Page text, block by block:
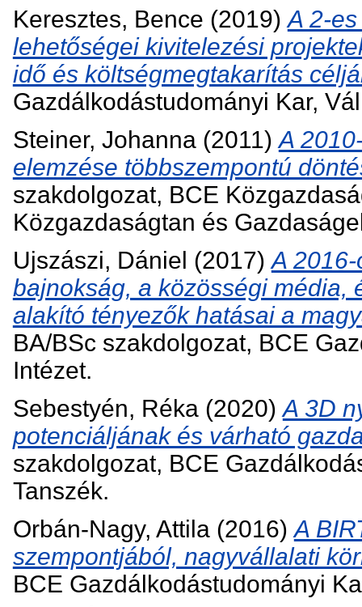
Keresztes, Bence (2019)A 2-
lehetőségei kivitelezési
idő és költségmegtakarítás
Gazdálkodástudományi Kar,
Steiner, Johanna(2011)A
elemzése többszempontú
szakdolgozat, BCE
Közgazdaságtan és
Ujszászi, Dániel (2017)A
bajnokság, a közösségi média,
alakító tényezők hatásai a
BA/BSc szakdolgozat, BCE
Intézet.
Sebestyén, Réka(2020)A 3D
potenciáljának és várható
szakdolgozat, BCE
Tanszék.
Orbán-Nagy, Attila (2016) A
szempontjából, nagyvállalati
BCE Gazdálkodástudományi